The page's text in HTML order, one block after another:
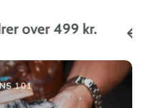
over 499 kr.
101